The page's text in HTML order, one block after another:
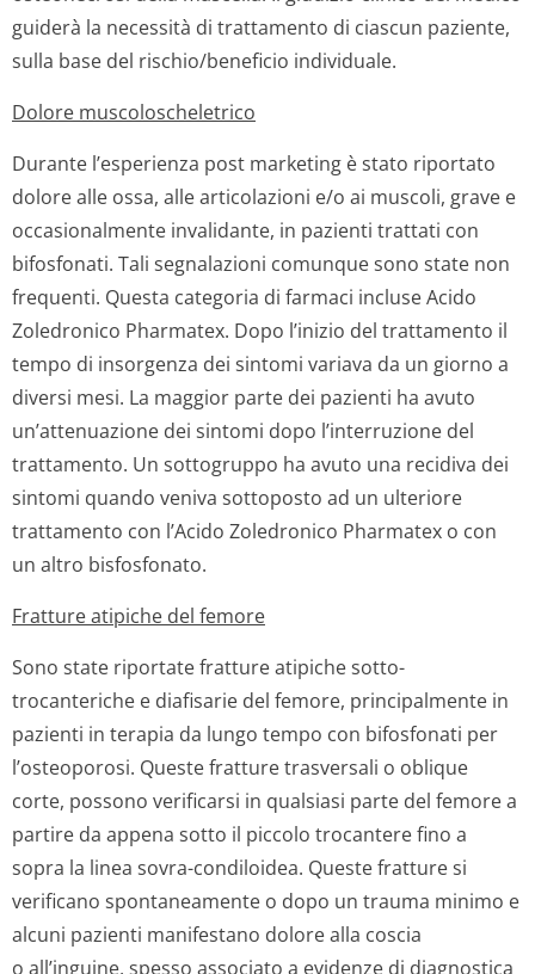
guiderà la necessità di trattamento di ciascun paziente,
sulla base del rischio/beneficio individuale.
Dolore muscoloscheletrico
Durante l’esperienza post marketing è stato riportato
dolore alle ossa, alle articolazioni e/o ai muscoli, grave e
occasionalmente invalidante, in pazienti trattati con
bifosfonati. Tali segnalazioni comunque sono state non
frequenti. Questa categoria di farmaci incluse Acido
Zoledronico Pharmatex. Dopo l’inizio del trattamento il
tempo di insorgenza dei sintomi variava da un giorno a
diversi mesi. La maggior parte dei pazienti ha avuto
un’attenuazione dei sintomi dopo l’interruzione del
trattamento. Un sottogruppo ha avuto una recidiva dei
sintomi quando veniva sottoposto ad un ulteriore
trattamento con l’Acido Zoledronico Pharmatex o con
un altro bisfosfonato.
Fratture atipiche del femore
Sono state riportate fratture atipiche sotto-
trocanteriche e diafisarie del femore, principalmente in
pazienti in terapia da lungo tempo con bifosfonati per
l’osteoporosi. Queste fratture trasversali o oblique
corte, possono verificarsi in qualsiasi parte del femore a
partire da appena sotto il piccolo trocantere fino a
sopra la linea sovra-condiloidea. Queste fratture si
verificano spontaneamente o dopo un trauma minimo e
alcuni pazienti manifestano dolore alla coscia
o all’inguine, spesso associato a evidenze di diagnostica